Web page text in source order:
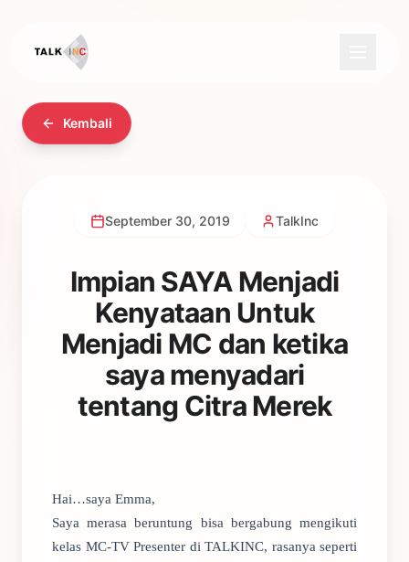
Kembali
September 30, 2019 TalkInc
Impian SAYA Menjadi
Kenyataan Untuk
Menjadi MC dan ketika
saya menyadari
tentang Citra Merek
Hai…saya Emma,
Saya merasa beruntung bisa bergabung mengikuti
kelas MC-TV Presenter di TALKINC, rasanya seperti